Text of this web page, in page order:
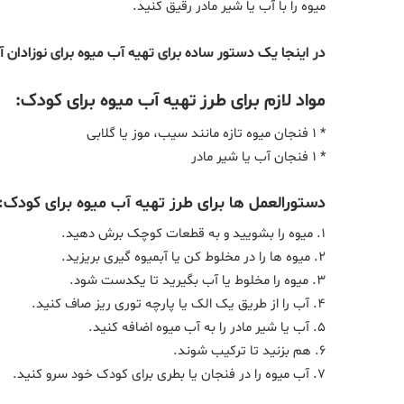
میوه را با آب یا شیر مادر رقیق کنید.
در اینجا یک دستور ساده برای تهیه آب میوه برای
مواد لازم برای طرز تهیه آب میوه برای کودک:
* ۱ فنجان میوه تازه مانند سیب، موز یا گلابی
* ۱ فنجان آب یا شیر مادر
دستورالعمل ها برای طرز تهیه آب میوه برای کودک:
۱. میوه را بشویید و به قطعات کوچک برش دهید.
۲. میوه ها را در مخلوط کن یا آبمیوه گیری بریزید.
۳. میوه را مخلوط یا آب بگیرید تا یکدست شود.
۴. آب را از طریق یک الک یا پارچه توری ریز صاف کنید.
۵. آب یا شیر مادر را به آب میوه اضافه کنید.
۶. هم بزنید تا ترکیب شوند.
۷. آب میوه را در فنجان یا بطری برای کودک خود سرو کنید.